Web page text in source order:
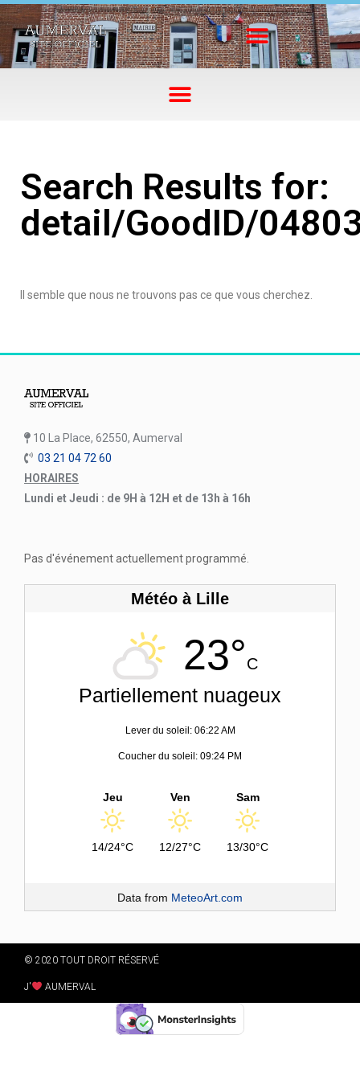
Search Results for:
detail/GoodID/
Il semble que nous ne trouvons pas ce que vous cherchez.
10 La Place, 62550, Aumerval
03 21 04 72 60
HORAIRES
Lundi et Jeudi : de 9H à 12H et de 13h à 16h
Pas d'événement actuellement programmé.
Météo à Lille
23°C
Partiellement nuageux
Lever du soleil: 06:22 AM
Coucher du soleil: 09:24 PM
Jeu
14/24°C
Ven
12/27°C
Sam
13/30°C
Data from MeteoArt.com
© 2020 TOUT DROIT RÉSERVÉ
J' AUMERVAL